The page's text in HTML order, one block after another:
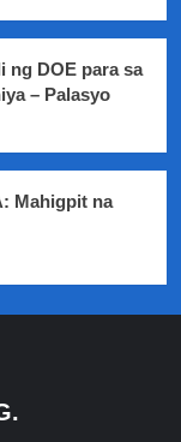
ng DOE para sa
– Palasyo
Mahigpit na